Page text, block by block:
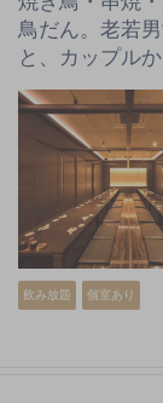
鳥だん。老若
と、カップル
飲み放題 個室あり